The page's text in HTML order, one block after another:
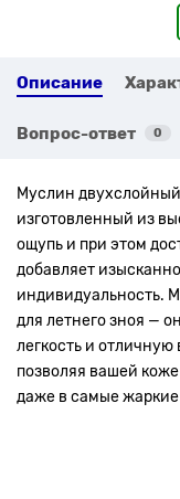
Описание
Вопрос-ответ 0
Муслин
изготовленный из
ощупь и при этом
добавляет
индивидуальность.
для летнего зноя —
легкость и
позволяя вашей
даже в самые